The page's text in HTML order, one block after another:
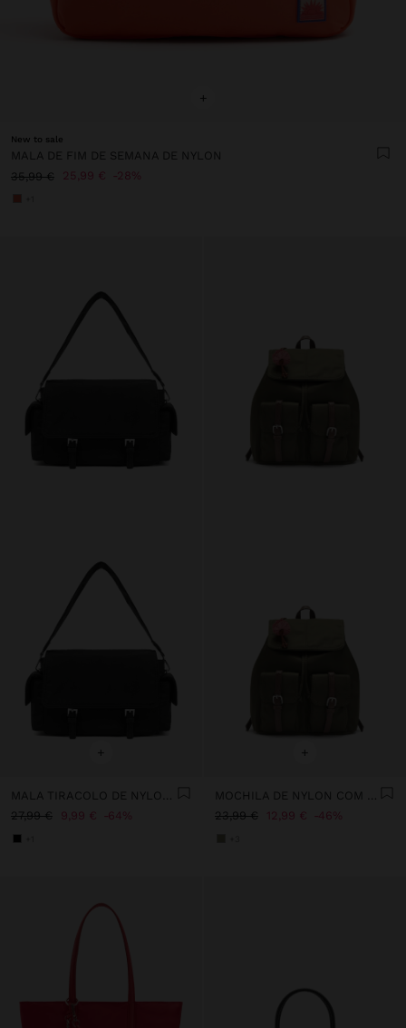
+
New to sale
MALA DE FIM DE SEMANA DE NYLON
35,99 €
25,99 € 28%
+
27,99 €
9,99 € 64%
+
23,99 €
12,99 € 46%